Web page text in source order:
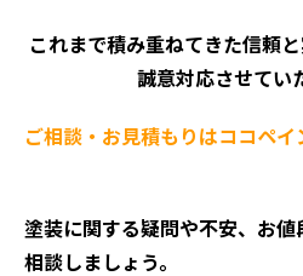
これまで積み重ねてきた信頼
誠意対応させてい
ご相談・お見積もりはココペイ
塗装に関する疑問や不安、お
相談しましょう。